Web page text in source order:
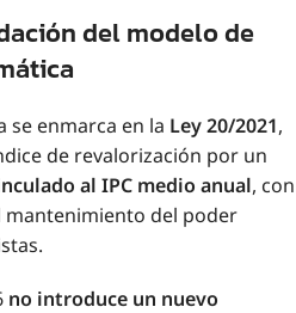
del modelo de
se enmarca en la Ley 20/2021,
de revalorización por un
al IPC medio anual, con
mantenimiento del poder
no introduce un nuevo